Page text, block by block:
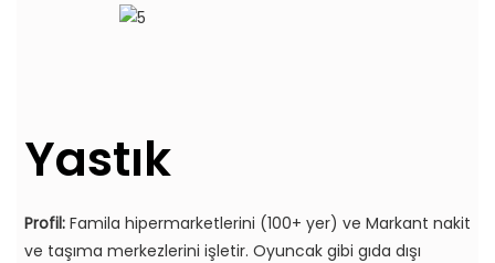
Yastık
Profil: Famila hipermarketlerini (100+ yer) ve Markant nakit
ve taşıma merkezlerini işletir. Oyuncak gibi gıda dışı